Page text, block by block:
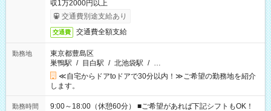
収1万2000円以上
交通費別途支給あり
交通費 交通費全額支給
勤務地
東京都豊島区
巣鴨駅 / 目白駅 / 北池袋駅 / …
≪自宅からドアtoドアで30分以内！≫ご希望の勤務地を紹介
します。
勤務時間
9:00～18:00（休憩60分） ■ご希望があれば下記シフトもOK！